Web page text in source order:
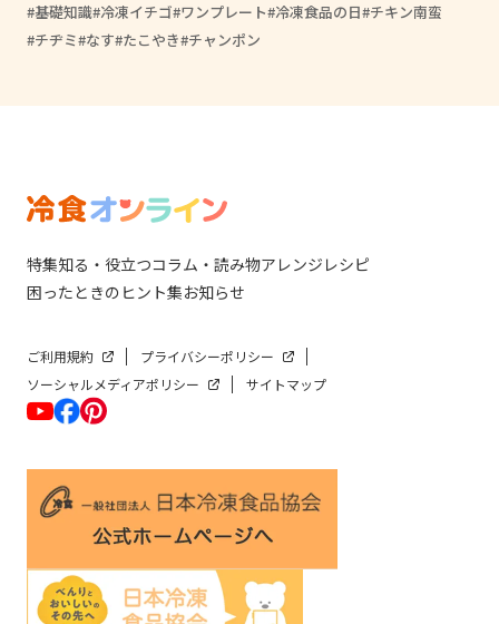
基礎知識 冷凍イチゴ ワンプレート 冷凍食品の日 チキン南蛮
チヂミ なす たこやき チャンポン
特集知る・役立つコラム・読み物アレンジレシピ
困ったときのヒント集お知らせ
ご利用規約
プライバシーポリシー
ソーシャルメディアポリシー
サイトマップ